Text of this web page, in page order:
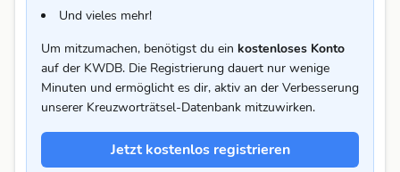
Und vieles mehr!
Um mitzumachen, benötigst du ein kostenloses Konto
auf der KWDB. Die Registrierung dauert nur wenige
Minuten und ermöglicht es dir, aktiv an der Verbesserung
unserer Kreuzworträtsel-Datenbank mitzuwirken.
Jetzt kostenlos registrieren